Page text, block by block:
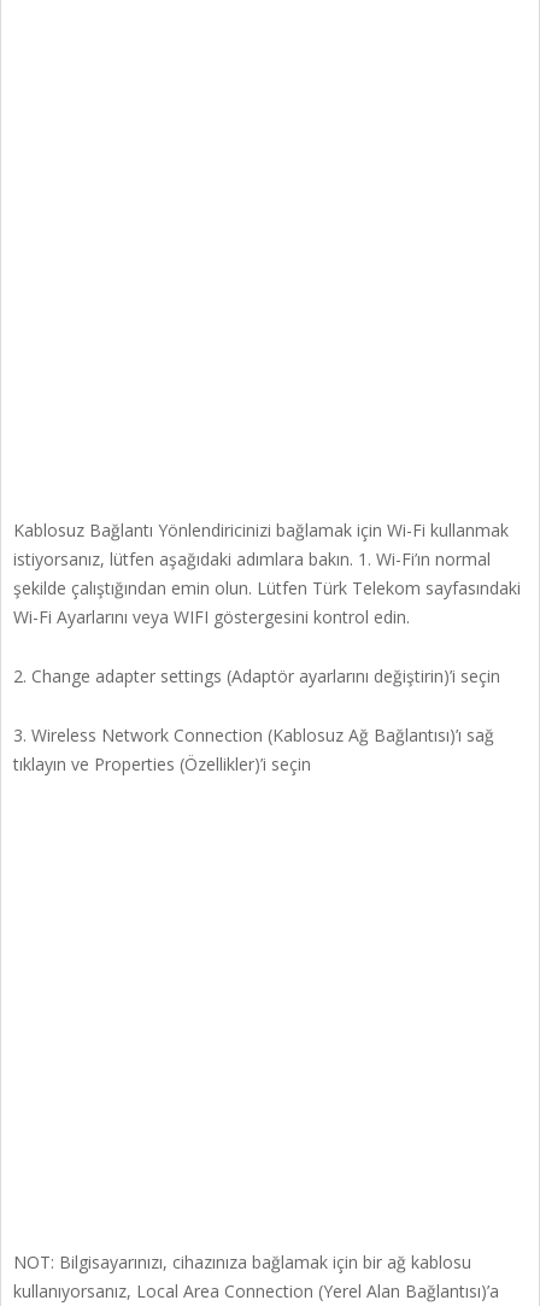
Kablosuz Bağlantı Yönlendiricinizi bağlamak için Wi-Fi kullanmak
istiyorsanız, lütfen aşağıdaki adımlara bakın. 1. Wi-Fi’ın normal
şekilde çalıştığından emin olun. Lütfen Türk Telekom sayfasındaki
Wi-Fi Ayarlarını veya WIFI göstergesini kontrol edin.
2. Change adapter settings (Adaptör ayarlarını değiştirin)’i seçin
3. Wireless Network Connection (Kablosuz Ağ Bağlantısı)’ı sağ
tıklayın ve Properties (Özellikler)’i seçin
NOT: Bilgisayarınızı, cihazınıza bağlamak için bir ağ kablosu
kullanıyorsanız, Local Area Connection (Yerel Alan Bağlantısı)’a